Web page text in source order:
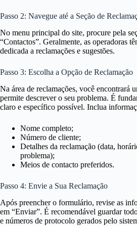
Passo 2: Navegue até a Seção de
No menu principal do site, procure pela
“Contactos”. Geralmente, as operadoras
dedicada a reclamações e sugestões.
Passo 3: Escolha a Opção de Reclamação
Na área de reclamações, você encontrará
permite descrever o seu problema. É
claro e específico possível. Inclua
Nome completo;
Número de cliente;
Detalhes da reclamação (data,
problema);
Meios de contacto preferidos.
Passo 4: Envie a Sua Reclamação
Após preencher o formulário, revise as
em “Enviar”. É recomendável guardar
e números de protocolo gerados pelo